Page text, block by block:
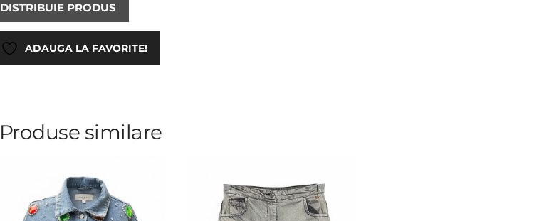
DISTRIBUIE PRODUS
ADAUGA LA FAVORITE!
Produse similare